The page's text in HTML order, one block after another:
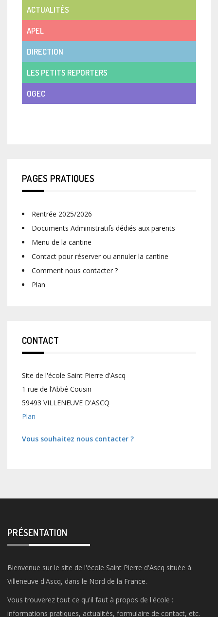
ACTUALITÉS
APEL
DIRECTION
LES PETITS REPORTERS
OGEC
PAGES PRATIQUES
Rentrée 2025/2026
Documents Administratifs dédiés aux parents
Menu de la cantine
Contact pour réserver ou annuler la cantine
Comment nous contacter ?
Plan
CONTACT
Site de l'école Saint Pierre d'Ascq
1 rue de l’Abbé Cousin
59493 VILLENEUVE D'ASCQ
Plan
Vous souhaitez nous contacter ?
PRÉSENTATION
Bienvenue sur le site de l'école Saint Pierre d'Ascq située à
Villeneuve d'Ascq, dans le Nord de la France.
Vous trouverez tout ce qu'il faut à propos de l'école :
informations pratiques, actualités, formulaire de contact, etc.